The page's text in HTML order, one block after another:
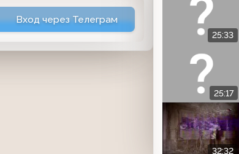
Вход через Телеграм
25:33
25:17
32:32